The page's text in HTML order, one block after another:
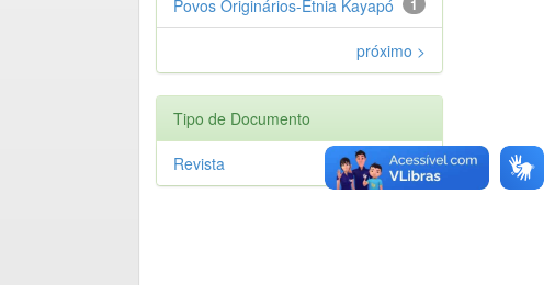
1
Povos Originários-Etnia Kayapó
próximo >
Tipo de Documento
1
Revista